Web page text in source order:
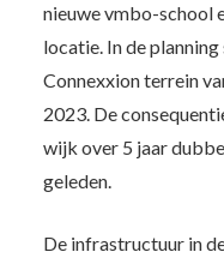
nieuwe vmbo-school
locatie. In de
Connexxion terrein
2023. De
wijk over 5 jaar
geleden.
De infrastructuur in